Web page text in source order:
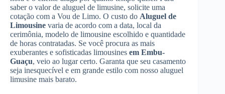
saber o valor de aluguel de limusine, solicite uma
cotação com a Vou de Limo. O custo do Aluguel de
Limousine varia de acordo com a data, local da
cerimônia, modelo de limousine escolhido e quantidade
de horas contratadas. Se você procura as mais
exuberantes e sofisticadas limousines em Embu-
Guaçu, veio ao lugar certo. Garanta que seu casamento
seja inesquecível e em grande estilo com nosso aluguel
limusine mais barato.